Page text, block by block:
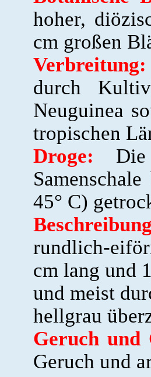
hoher,
cm großen
Verbreitung:
durch
Neuguinea
tropischen
Droge: Die
45° C)
rundlich-
cm lang und
und meist
hellgrau
Geruch und
Geruch und